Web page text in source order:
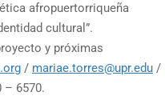
afropuertorriqueña
cultural”.
y próximas
/ mariae.torres@upr.edu /
– 6570.